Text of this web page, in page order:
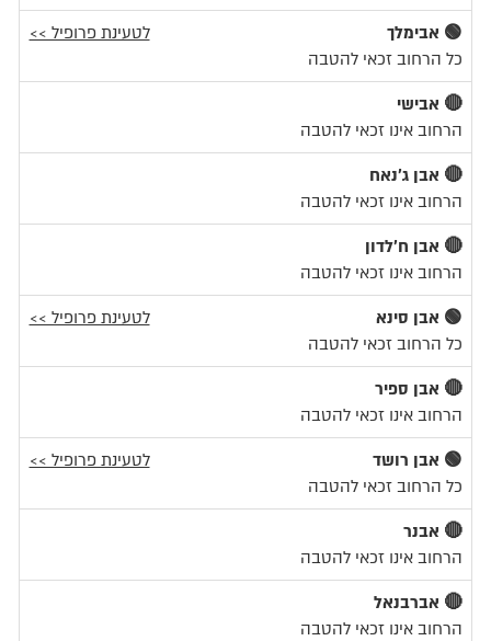
🟢 אבימלך
לטעינת פרופיל >>
כל הרחוב זכאי להטבה
🔴 אבישי
הרחוב אינו זכאי להטבה
🔴 אבן ג'נאח
הרחוב אינו זכאי להטבה
🔴 אבן ח'לדון
הרחוב אינו זכאי להטבה
🟢 אבן סינא
לטעינת פרופיל >>
כל הרחוב זכאי להטבה
🔴 אבן ספיר
הרחוב אינו זכאי להטבה
🟢 אבן רושד
לטעינת פרופיל >>
כל הרחוב זכאי להטבה
🔴 אבנר
הרחוב אינו זכאי להטבה
🔴 אברבנאל
הרחוב אינו זכאי להטבה